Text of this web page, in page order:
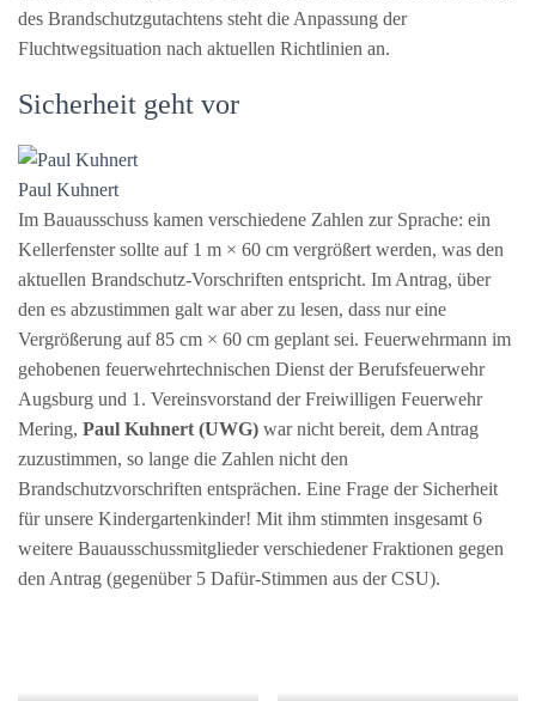
des Brandschutzgutachtens steht die Anpassung der
Fluchtwegsituation nach aktuellen Richtlinien an.
Sicherheit geht vor
Paul Kuhnert
Im Bauausschuss kamen verschiedene Zahlen zur Sprache: ein
Kellerfenster sollte auf 1 m × 60 cm vergrößert werden, was den
aktuellen Brandschutz-Vorschriften entspricht. Im Antrag, über
den es abzustimmen galt war aber zu lesen, dass nur eine
Vergrößerung auf 85 cm × 60 cm geplant sei. Feuerwehrmann im
gehobenen feuerwehrtechnischen Dienst der Berufsfeuerwehr
Augsburg und 1. Vereinsvorstand der Freiwilligen Feuerwehr
Mering, Paul Kuhnert (UWG) war nicht bereit, dem Antrag
zuzustimmen, so lange die Zahlen nicht den
Brandschutzvorschriften entsprächen. Eine Frage der Sicherheit
für unsere Kindergartenkinder! Mit ihm stimmten insgesamt 6
weitere Bauausschussmitglieder verschiedener Fraktionen gegen
den Antrag (gegenüber 5 Dafür-Stimmen aus der CSU).